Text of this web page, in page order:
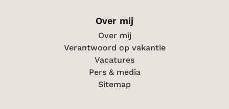
Over mij
Over mij
Verantwoord op vakantie
Vacatures
Pers & media
Sitemap